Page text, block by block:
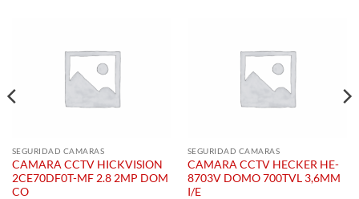
SEGURIDAD CAMARAS
CAMARA CCTV HICKVISION
2CE70DF0T-MF 2.8 2MP DOM
CO
SEGURIDAD CAMARAS
CAMARA CCTV HECKER HE-
8703V DOMO 700TVL 3,6MM
I/E